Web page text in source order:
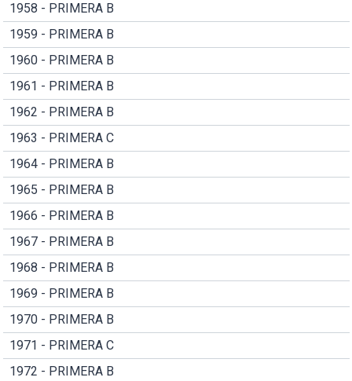
1958 - PRIMERA B
1959 - PRIMERA B
1960 - PRIMERA B
1961 - PRIMERA B
1962 - PRIMERA B
1963 - PRIMERA C
1964 - PRIMERA B
1965 - PRIMERA B
1966 - PRIMERA B
1967 - PRIMERA B
1968 - PRIMERA B
1969 - PRIMERA B
1970 - PRIMERA B
1971 - PRIMERA C
1972 - PRIMERA B